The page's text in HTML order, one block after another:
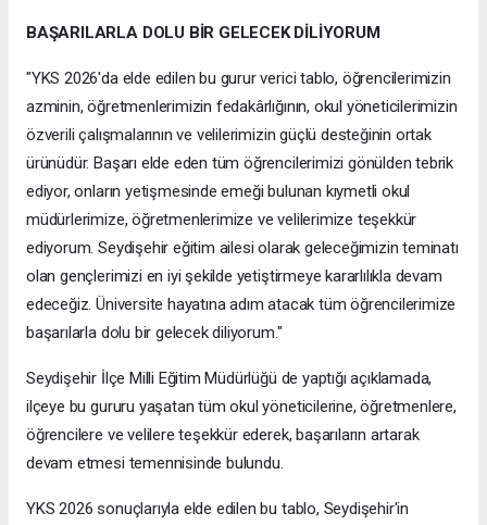
BAŞARILARLA DOLU BİR GELECEK DİLİYORUM
"YKS 2026'da elde edilen bu gurur verici tablo, öğrencilerimizin
azminin, öğretmenlerimizin fedakârlığının, okul yöneticilerimizin
özverili çalışmalarının ve velilerimizin güçlü desteğinin ortak
ürünüdür. Başarı elde eden tüm öğrencilerimizi gönülden tebrik
ediyor, onların yetişmesinde emeği bulunan kıymetli okul
müdürlerimize, öğretmenlerimize ve velilerimize teşekkür
ediyorum. Seydişehir eğitim ailesi olarak geleceğimizin teminatı
olan gençlerimizi en iyi şekilde yetiştirmeye kararlılıkla devam
edeceğiz. Üniversite hayatına adım atacak tüm öğrencilerimize
başarılarla dolu bir gelecek diliyorum."
Seydişehir İlçe Milli Eğitim Müdürlüğü de yaptığı açıklamada,
ilçeye bu gururu yaşatan tüm okul yöneticilerine, öğretmenlere,
öğrencilere ve velilere teşekkür ederek, başarıların artarak
devam etmesi temennisinde bulundu.
YKS 2026 sonuçlarıyla elde edilen bu tablo, Seydişehir'in